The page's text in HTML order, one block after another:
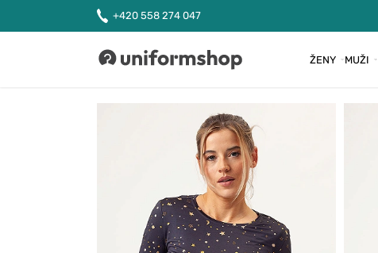
+420 558 274 047
Uniformshop
ŽENY MUŽI